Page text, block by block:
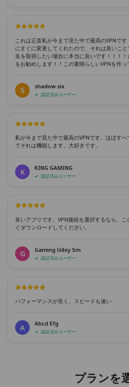
これは正直私が今まで見た中で最高のVPNで
にすぐに変更してくれたので、それは良いこ
名を取得したい場合に本当に良いです！！！
をお勧めします！！この素晴らしいVPNを作
S shadow six
認証済みユーザー
私が今まで見た中で最高のVPNです。ほぼす
てそれは機能します。大好きです。
K KING GAMING
認証済みユーザー
良いアプリです。VPN接続を選択するなら、
ぐダウンロードしてください。
G Gaming Udoy Sm
認証済みユーザー
パフォーマンスが良く、スピードも速い
A Abcd Efg
認証済みユーザー
プランを